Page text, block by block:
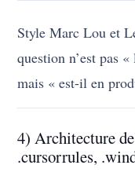
Style Marc Lou et
question n’est pas
mais « est-il en
4) Architecture
.cursorrules,